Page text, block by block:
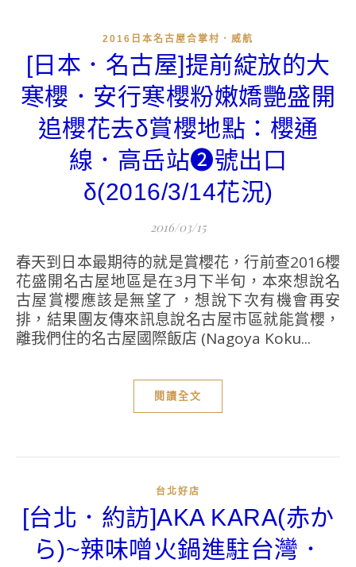
2016日本名古屋合掌村．威航
[日本．名古屋]提前綻放的大
寒櫻．安行寒櫻粉嫩嬌艷盛開
追櫻花去δ賞櫻地點：櫻通
線．高岳站❷號出口
δ(2016/3/14花況)
2016/03/15
春天到日本最期待的就是賞櫻花，行前查2016櫻
花盛開名古屋地區是在3月下半旬，本來想說名
古屋賞櫻應該是無望了，想說下次有機會再安
排，結果團友傳來訊息說名古屋市區就能賞櫻，
離我們住的名古屋國際飯店 (Nagoya Koku...
閱讀全文
台北好店
[台北．約訪]AKA KARA(赤か
ら)~辣味噌火鍋進駐台灣．